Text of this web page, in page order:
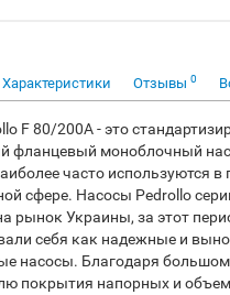
Характеристики Отзывы 0
F 80/200A - это
фланцевый моноблочный
часто используются
сфере. Насоcы Pedrollo
рынок Украины, за этот
себя как надежные и
насосы. Благодаря
покрытия напорных и